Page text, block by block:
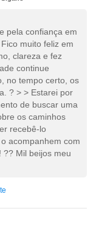
pela confiança em
muito feliz em
clareza e fez
continue
no tempo certo, os
? > > Estarei por
de buscar uma
os caminhos
recebê-lo
acompanhem com
?? Mil beijos meu